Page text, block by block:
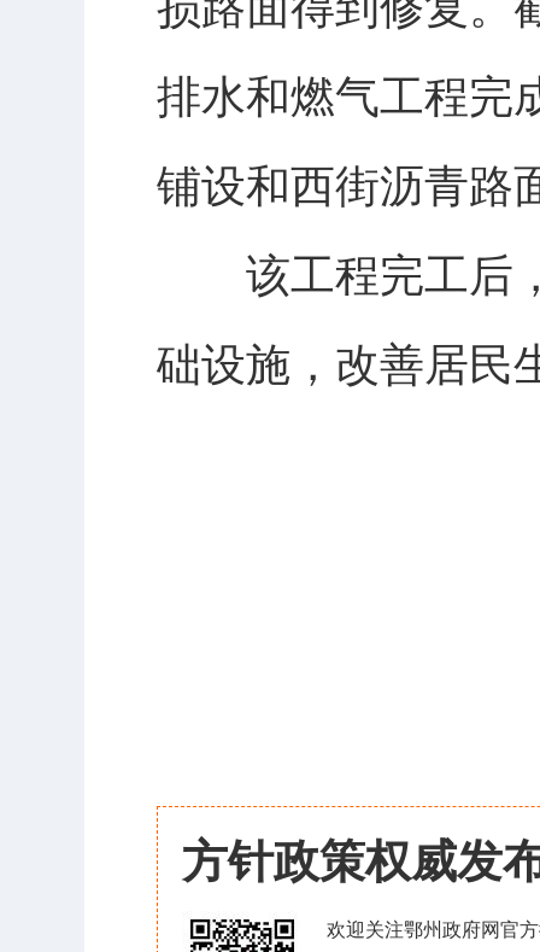
排水和燃气工程完
铺设和西街沥青路
该工程完工后，
础设施，改善居民
方针政策权威发
欢迎关注鄂州政府网官